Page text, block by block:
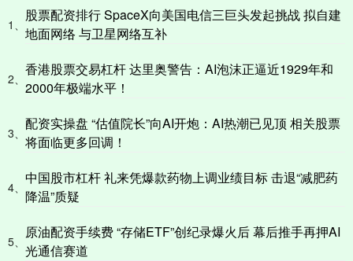
1、
股票配资排行 SpaceX向美国电信三巨头发起挑战 拟自建
地面网络 与卫星网络互补
2、
香港股票交易杠杆 达里奥警告：AI泡沫正逼近1929年和
2000年极端水平！
3、
配资实操盘 “估值院长”向AI开炮：AI热潮已见顶 相关股票
将面临更多回调！
4、
中国股市杠杆 礼来凭爆款药物上调业绩目标 击退“减肥药
降温”质疑
5、
原油配资手续费 “存储ETF”创纪录爆火后 幕后推手再押AI
光通信赛道